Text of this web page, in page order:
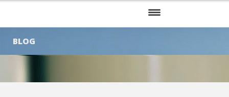
INICIO
SERVICIOS
BLOG